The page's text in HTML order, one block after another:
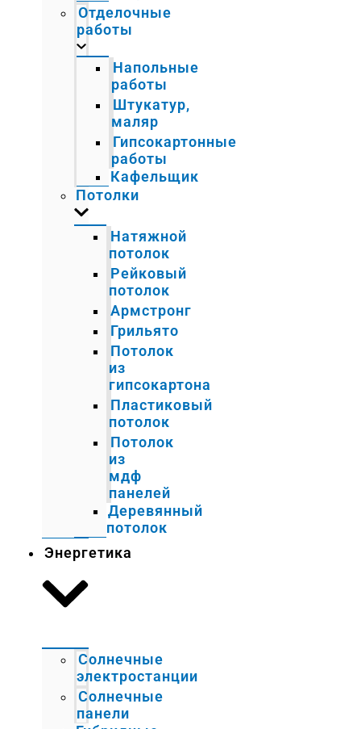
Отделочные
работы
Напольные
работы
Штукатур,
маляр
Гипсокартонные
работы
Кафельщик
Потолки
Натяжной
потолок
Рейковый
потолок
Армстронг
Грильято
Потолок
из
гипсокартона
Пластиковый
потолок
Потолок
из
мдф
панелей
Деревянный
потолок
Энергетика
Солнечные
электростанции
Солнечные
панели